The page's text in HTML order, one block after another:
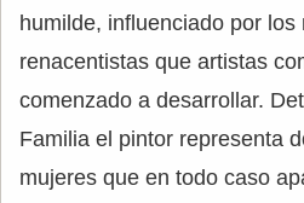
humilde, influenciado por los
renacentistas que artistas
comenzado a desarrollar.
Familia el pintor representa
mujeres que en todo caso